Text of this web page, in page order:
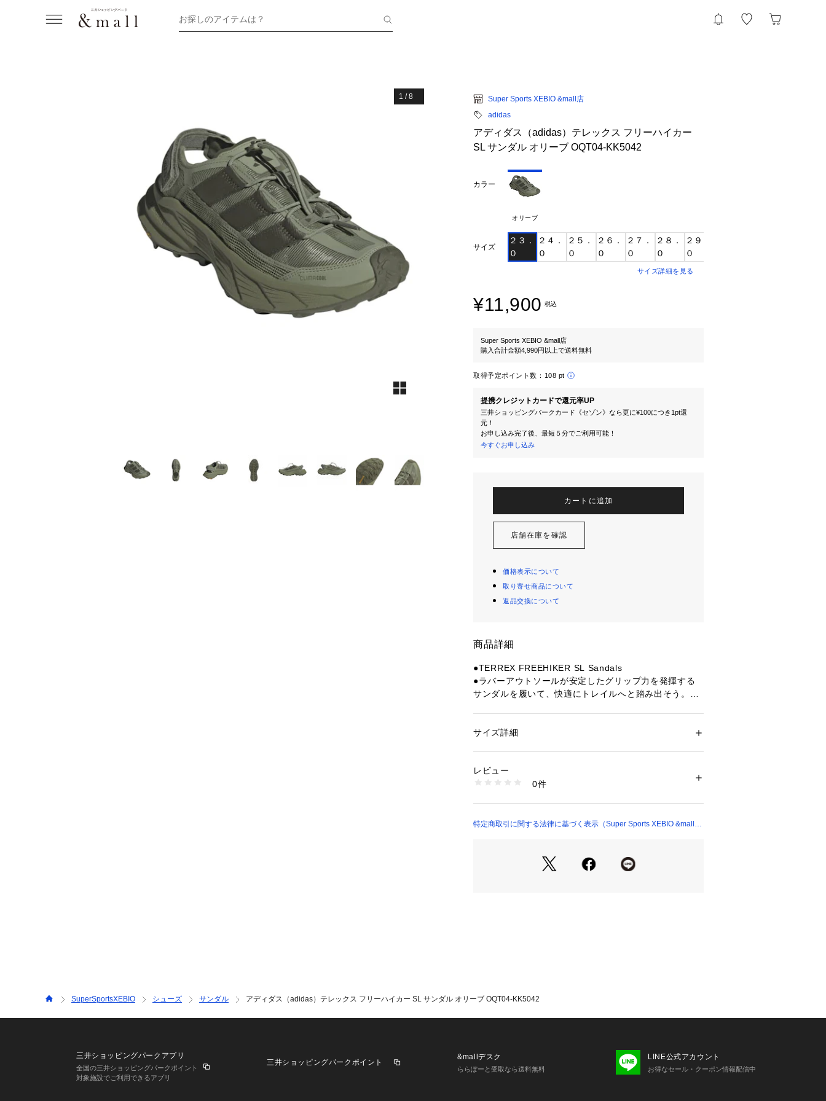
お探しのアイテムは？
1 /8
Super Sports XEBIO &mall店
adidas
アディダス（adidas）テレックス フリーハイカー
SL サンダル オリーブ OQT04-KK5042
カラー
オリーブ
サイズ
２３．
０
２４．
０
２５．
０
２６．
０
２７．
０
２８．
０
２９．
０
サイズ詳細を見る
¥11,900 税込
Super Sports XEBIO &mall店
購入合計金額4,990円以上で送料無料
取得予定ポイント数： 108 pt
提携クレジットカードで還元率UP
三井ショッピングパークカード《セゾン》なら更に¥100につき1pt還
元！
お申し込み完了後、最短５分でご利用可能！
今すぐお申し込み
カートに追加
店舗在庫を確認
価格表示について
取り寄せ商品について
返品交換について
商品詳細
●TERREX FREEHIKER SL Sandals
●ラバーアウトソールが安定したグリップ力を発揮する
サンダルを履いて、快適にトレイルへと踏み出そう。
イキングシューズの耐久性とサンダルの通気性が必要な
歩いているときも、合成素材のアッパーが通気性を確保
して足をフレッシュに保つ、汎用性の高いフットウェ
感を感じずに快適に歩くことができる。
ディダスのサンダルを履いてトレイルへと踏み出し、真
の自由を感じよう。
歪みを生じている場合がありますが、使用上問題無いと
判断したものを販売しております。あらかじめご了承の
記と異なる場合があります。
※ブラウザやお使いのモニター環境により、掲載画像と
性別：メンズ
商品番号：
10909014401 （ショップ）
サイズ詳細
レビュー
0件
特定商取引に関する法律に基づく表示（Super Sports XEBIO &mall
SuperSportsXEBIO シューズ サンダル アディダス（adidas）テレックス フリーハイカー SL サンダル オリーブ OQT04-KK5042
三井ショッピングパークアプリ
全国の三井ショッピングパークポイント
対象施設でご利用できるアプリ
三井ショッピングパークポイント
&mallデスク
ららぽーと受取なら送料無料
LINE公式アカウント
お得なセール・クーポン情報配信中